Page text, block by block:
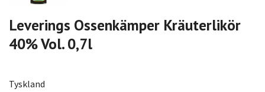
Leverings Ossenkämper Kräuterlikör
40% Vol. 0,7l
Tyskland